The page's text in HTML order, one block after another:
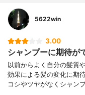
5622win
3.00
シャンプーに期待が
以前からよく自分の髪質
効果による髪の変化に期
コシやツヤがなくシャン